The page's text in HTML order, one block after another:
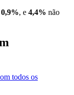
0,9%, e 4,4% não
todos os